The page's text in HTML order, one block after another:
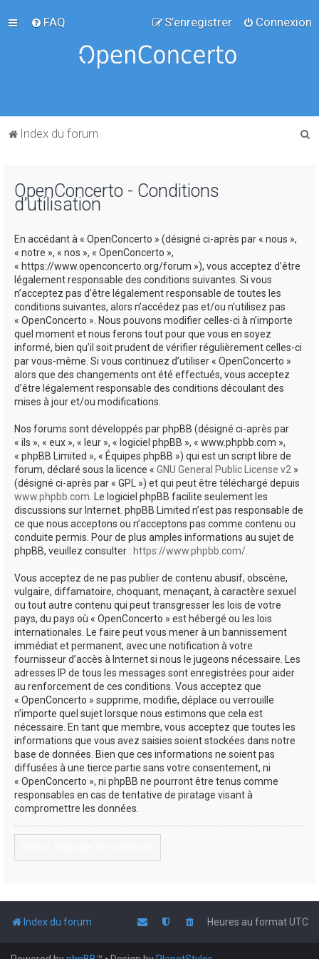
FAQ Connexion
S’enregistrer
Index du forum
OpenConcerto - Conditions
d’utilisation
En accédant à « OpenConcerto » (désigné ci-après par « nous »,
« notre », « nos », « OpenConcerto »,
« https://www.openconcerto.org/forum »), vous acceptez d’être
légalement responsable des conditions suivantes. Si vous
n’acceptez pas d’être légalement responsable de toutes les
conditions suivantes, alors n’accédez pas et/ou n’utilisez pas
« OpenConcerto ». Nous pouvons modifier celles-ci à n’importe
quel moment et nous ferons tout pour que vous en soyez
informé, bien qu’il soit prudent de vérifier régulièrement celles-ci
par vous-même. Si vous continuez d’utiliser « OpenConcerto »
alors que des changements ont été effectués, vous acceptez
d’être légalement responsable des conditions découlant des
mises à jour et/ou modifications.
Nos forums sont développés par phpBB (désigné ci-après par
« ils », « eux », « leur », « logiciel phpBB », « www.phpbb.com »,
« phpBB Limited », « Équipes phpBB ») qui est un script libre de
forum, déclaré sous la licence « GNU General Public License v2 »
(désigné ci-après par « GPL ») et qui peut être téléchargé depuis
www.phpbb.com. Le logiciel phpBB facilite seulement les
discussions sur Internet. phpBB Limited n’est pas responsable de
ce que nous acceptons ou n’acceptons pas comme contenu ou
conduite permis. Pour de plus amples informations au sujet de
phpBB, veuillez consulter : https://www.phpbb.com/.
Vous acceptez de ne pas publier de contenu abusif, obscène,
vulgaire, diffamatoire, choquant, menaçant, à caractère sexuel
ou tout autre contenu qui peut transgresser les lois de votre
pays, du pays où « OpenConcerto » est hébergé ou les lois
internationales. Le faire peut vous mener à un bannissement
immédiat et permanent, avec une notification à votre
fournisseur d’accès à Internet si nous le jugeons nécessaire. Les
adresses IP de tous les messages sont enregistrées pour aider
au renforcement de ces conditions. Vous acceptez que
« OpenConcerto » supprime, modifie, déplace ou verrouille
n’importe quel sujet lorsque nous estimons que cela est
nécessaire. En tant que membre, vous acceptez que toutes les
informations que vous avez saisies soient stockées dans notre
base de données. Bien que ces informations ne soient pas
diffusées à une tierce partie sans votre consentement, ni
« OpenConcerto », ni phpBB ne pourront être tenus comme
responsables en cas de tentative de piratage visant à
compromettre les données.
Index du forum Heures au formatUTC